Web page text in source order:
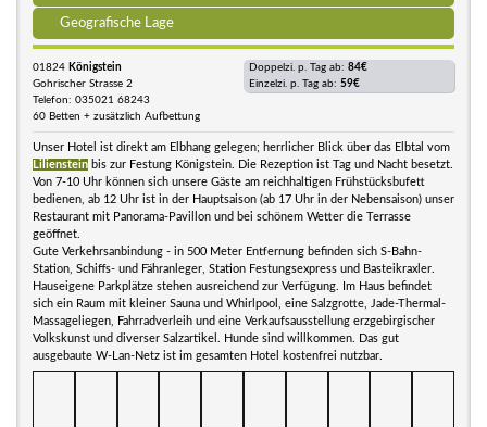
Geografische Lage
01824 Königstein
Gohrischer Strasse 2
Telefon: 035021 68243
60 Betten + zusätzlich Aufbettung
Doppelzi. p. Tag ab: 84€
Einzelzi. p. Tag ab: 59€
Unser Hotel ist direkt am Elbhang gelegen; herrlicher Blick über das Elbtal vom
Lilienstein bis zur Festung Königstein. Die Rezeption ist Tag und Nacht besetzt.
Von 7-10 Uhr können sich unsere Gäste am reichhaltigen Frühstücksbufett
bedienen, ab 12 Uhr ist in der Hauptsaison (ab 17 Uhr in der Nebensaison) unser
Restaurant mit Panorama-Pavillon und bei schönem Wetter die Terrasse
geöffnet.
Gute Verkehrsanbindung - in 500 Meter Entfernung befinden sich S-Bahn-
Station, Schiffs- und Fähranleger, Station Festungsexpress und Basteikraxler.
Hauseigene Parkplätze stehen ausreichend zur Verfügung. Im Haus befindet
sich ein Raum mit kleiner Sauna und Whirlpool, eine Salzgrotte, Jade-Thermal-
Massageliegen, Fahrradverleih und eine Verkaufsausstellung erzgebirgischer
Volkskunst und diverser Salzartikel. Hunde sind willkommen. Das gut
ausgebaute W-Lan-Netz ist im gesamten Hotel kostenfrei nutzbar.